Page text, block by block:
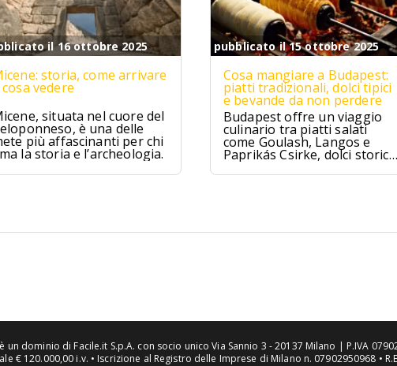
il 16 ottobre 2025
storia, come arrivare
vedere
situata nel cuore del
è una delle
più affascinanti per chi
la storia e l’archeologia.
pubblicato il 15 ottobre 2025
Cosa mangiare a Budapest:
piatti tradizionali, dolci tipici
e bevande da non perdere
Budapest offre un viaggio
culinario tra piatti salati
come Goulash, Langos e
Paprikás Csirke, dolci storici
come Dobos Torte e
Kürtőskalács, e distillati tipici
un dominio di Facile.it S.p.A. con socio unico Via Sannio 3 - 20137 Milano | P.IVA
€ 120.000,00 i.v. • Iscrizione al Registro delle Imprese di Milano n. 07902950968 •